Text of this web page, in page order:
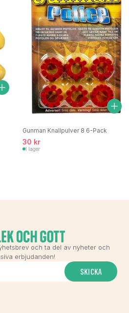
Gunman Knallpulver 8 6-Pack
30 kr
I lager
och ta del av nyheter och
erbjudanden!
SKICKA